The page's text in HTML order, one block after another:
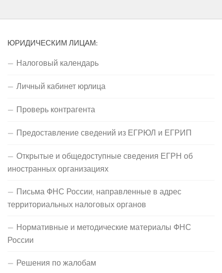
ЮРИДИЧЕСКИМ ЛИЦАМ:
Налоговый календарь
Личный кабинет юрлица
Проверь контрагента
Предоставление сведений из ЕГРЮЛ и ЕГРИП
Открытые и общедоступные сведения ЕГРН об
иностранных организациях
Письма ФНС России, направленные в адрес
территориальных налоговых органов
Нормативные и методические материалы ФНС
России
Решения по жалобам